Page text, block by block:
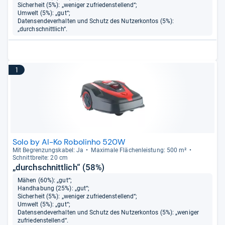
Sicherheit (5%): „weniger zufriedenstellend“;
Umwelt (5%): „gut“;
Datensendeverhalten und Schutz des Nutzerkontos (5%):
„durchschnittlich“.
1
Solo by Al-Ko Robolinho 520W
Mit Begren­zungs­ka­bel: Ja
Maxi­male Flä­chen­leis­tung: 500 m²
Schnitt­breite: 20 cm
„durchschnittlich“ (58%)
Mähen (60%): „gut“;
Handhabung (25%): „gut“;
Sicherheit (5%): „weniger zufriedenstellend“;
Umwelt (5%): „gut“;
Datensendeverhalten und Schutz des Nutzerkontos (5%): „weniger
zufriedenstellend“.